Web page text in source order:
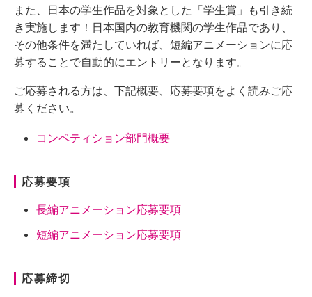
また、日本の学生作品を対象とした「学生賞」も引き続
き実施します！日本国内の教育機関の学生作品であり、
その他条件を満たしていれば、短編アニメーションに応
募することで自動的にエントリーとなります。
ご応募される方は、下記概要、応募要項をよく読みご応
募ください。
コンペティション部門概要
応募要項
長編アニメーション応募要項
短編アニメーション応募要項
応募締切